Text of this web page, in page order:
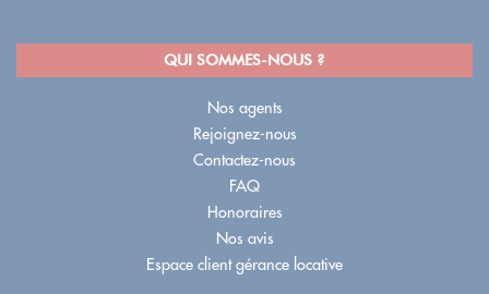
QUI SOMMES-NOUS ?
Nos agents
Rejoignez-nous
Contactez-nous
FAQ
Honoraires
Nos avis
Espace client gérance locative